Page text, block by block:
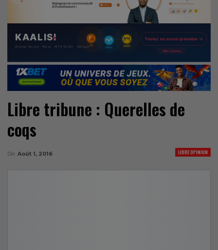
Libre tribune : Querelles de
coqs
LIBRE OPINION
On Août 1, 2016